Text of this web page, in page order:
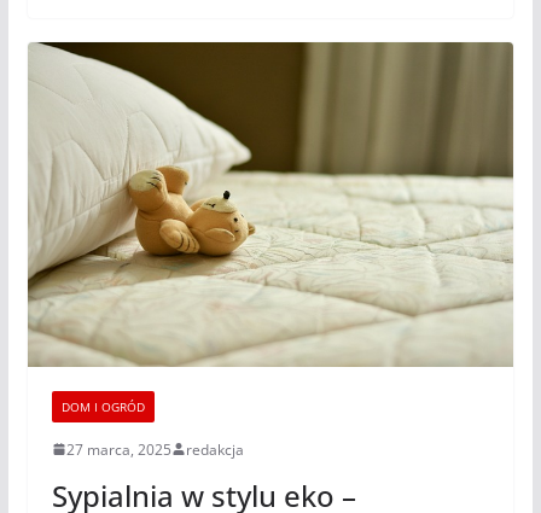
DOM I OGRÓD
27 marca, 2025 redakcja
Sypialnia w stylu eko –